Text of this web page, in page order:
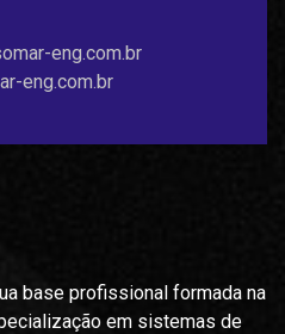
eng.com.br
eng.com.br
base profissional formada na
em sistemas de